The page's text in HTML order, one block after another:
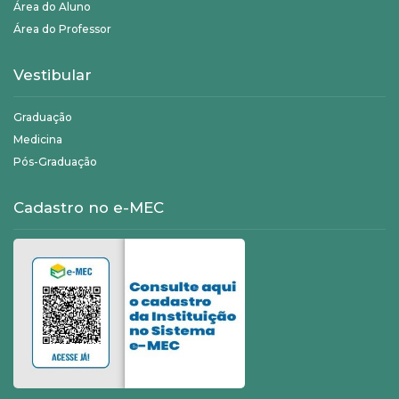
Área do Aluno
Área do Professor
Vestibular
Graduação
Medicina
Pós-Graduação
Cadastro no e-MEC